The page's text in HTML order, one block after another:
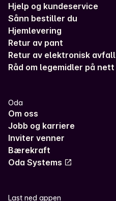
Hjelp og kundeservice
Sånn bestiller du
Hjemlevering
Retur av pant
Retur av elektronisk avfall
Råd om legemidler på nett
Oda
Om oss
Jobb og karriere
Inviter venner
Bærekraft
Oda Systems
Last ned appen